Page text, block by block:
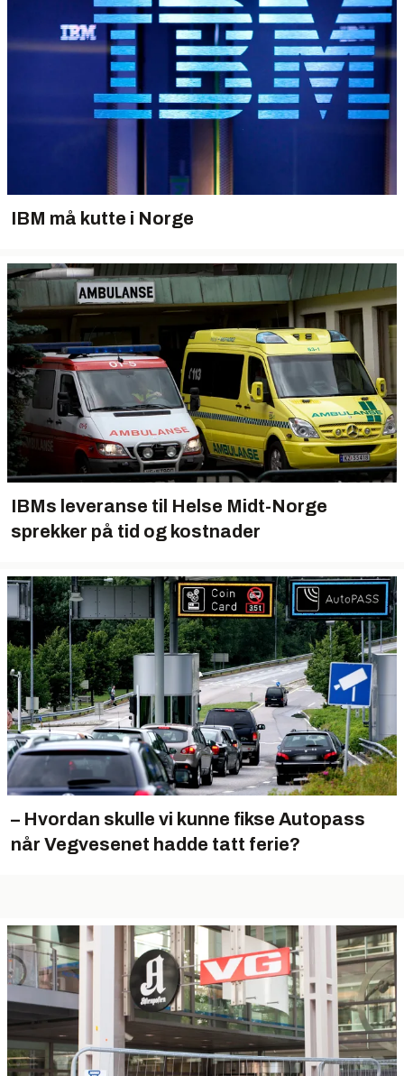
IBM må kutte i Norge
IBMs leveranse til Helse Midt-Norge
sprekker på tid og kostnader
– Hvordan skulle vi kunne fikse Autopass
når Vegvesenet hadde tatt ferie?